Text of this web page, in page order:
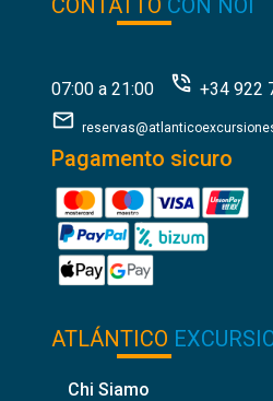
CONTATTO CON NOI
07:00 a 21:00 +34 922
Pagamento sicuro
ATLÁNTICO
Chi Siamo